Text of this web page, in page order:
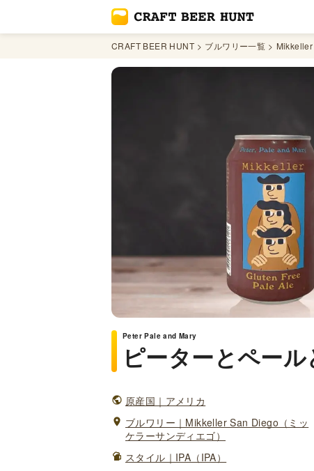
CRAFT BEER HUNT ブルワリー一覧
Peter Pale and Mary
ピーターとペー
原産国｜アメリカ
ブルワリー｜Mikkeller San Diego（ミッ
ケラーサンディエゴ）
スタイル｜IPA（IPA）